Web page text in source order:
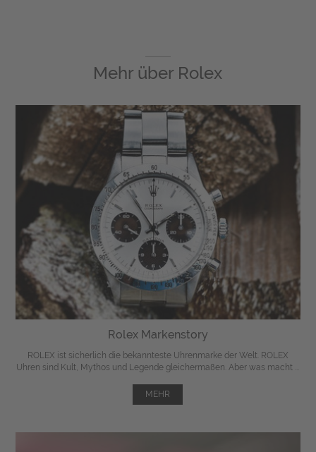
Mehr über Rolex
Rolex Markenstory
ROLEX ist sicherlich die bekannteste Uhrenmarke der Welt. ROLEX
Uhren sind Kult, Mythos und Legende gleichermaßen. Aber was macht ...
MEHR